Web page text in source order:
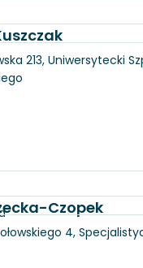
213, Uniwersytecki
Czopek
4,